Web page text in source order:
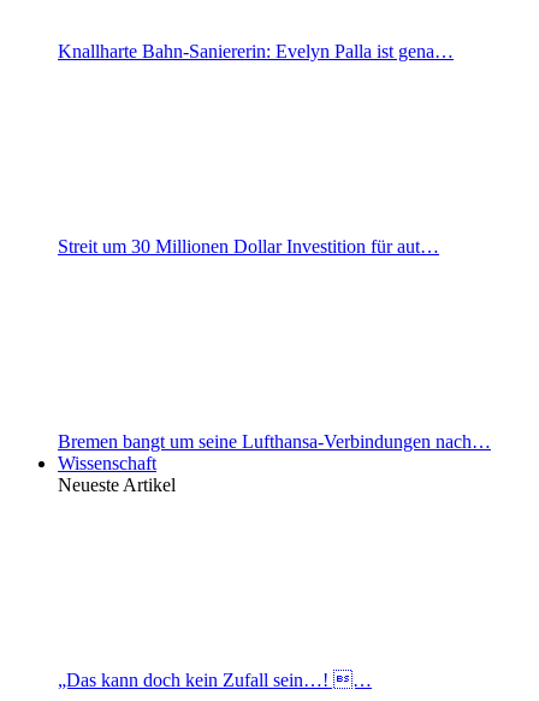
Knallharte Bahn-Saniererin: Evelyn Palla ist gena…
Streit um 30 Millionen Dollar Investition für aut…
Bremen bangt um seine Lufthansa-Verbindungen nach…
Wissenschaft
Neueste Artikel
„Das kann doch kein Zufall sein…! …